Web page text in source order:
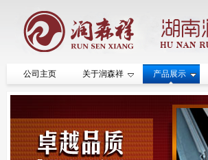
公司主页 关于润森祥 产品展示